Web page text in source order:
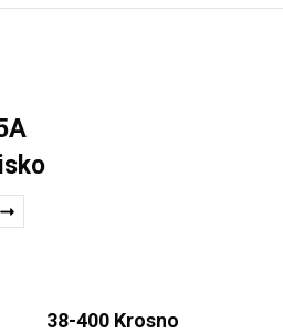
38-400 Krosno